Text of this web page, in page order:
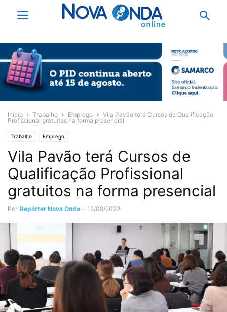
Início Trabalho Emprego
Vila Pavão terá Cursos de Qualificação
Profissional gratuitos na forma presencial
Trabalho Emprego
Vila Pavão terá Cursos de
Qualificação Profissional
gratuitos na forma presencial
Por Repórter Nova Onda - 12/08/2022